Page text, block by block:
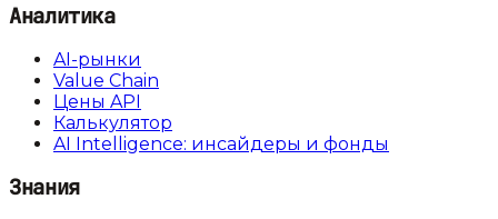
Аналитика
AI-рынки
Value Chain
Цены API
Калькулятор
AI Intelligence: инсайдеры и фонды
Знания